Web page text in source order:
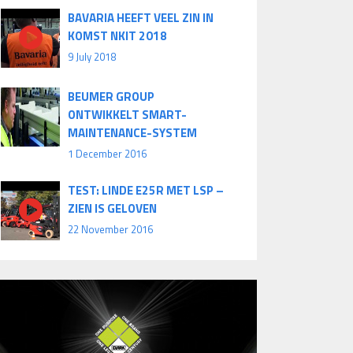
BAVARIA HEEFT VEEL ZIN IN
KOMST NKIT 2018
9 July 2018
BEUMER GROUP
ONTWIKKELT SMART-
MAINTENANCE-SYSTEM
1 December 2016
TEST: LINDE E25R MET LSP –
ZIEN IS GELOVEN
22 November 2016